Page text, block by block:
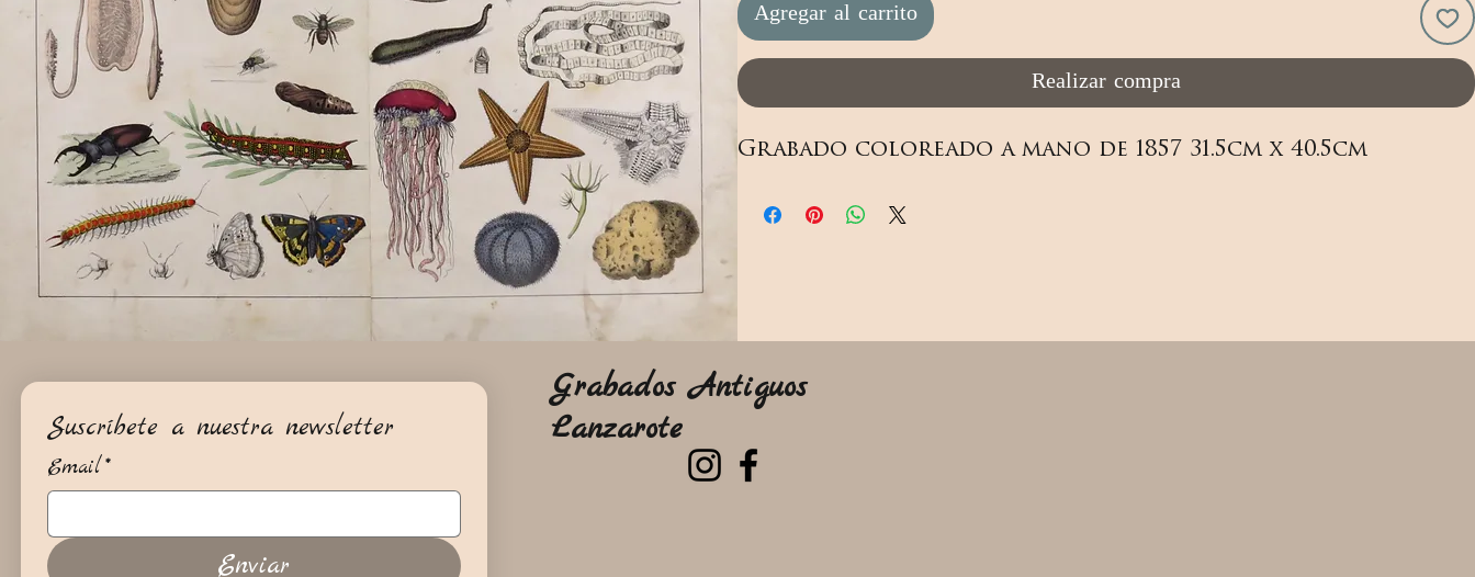
Agregar al carrito
Realizar compra
Grabado coloreado a mano de 1857 31.5cm x 40.5cm
Grabados Antiguos
Lanzarote
Suscríbete a nuestra newsletter
Email*
Enviar